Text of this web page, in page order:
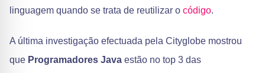
linguagem quando se trata de reutilizar o código.
A última investigação efectuada pela Cityglobe mostrou
que Programadores Java estão no top 3 das